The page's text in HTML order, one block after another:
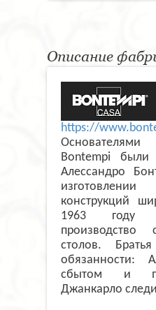
Описание
https://
Bontempi
Алессандро
конструкций
1963 году
столов.
обязанности:
сбытом и
Джанкарло